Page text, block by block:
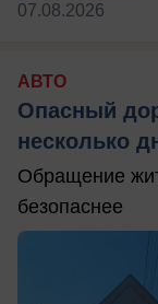
07.08.2026
АВТО
Опасный
несколько
Обращение
безопаснее